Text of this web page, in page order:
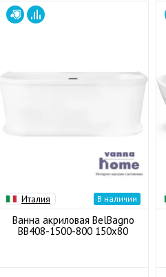
Италия В наличии
Ванна акриловая BelBagno
BB408-1500-800 150x80